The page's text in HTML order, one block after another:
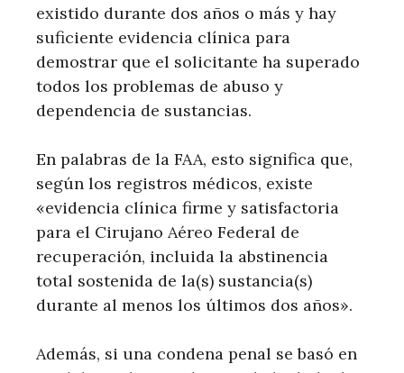
existido durante dos años o más y hay
suficiente evidencia clínica para
demostrar que el solicitante ha superado
todos los problemas de abuso y
dependencia de sustancias.
En palabras de la FAA, esto significa que,
según los registros médicos, existe
«evidencia clínica firme y satisfactoria
para el Cirujano Aéreo Federal de
recuperación, incluida la abstinencia
total sostenida de la(s) sustancia(s)
durante al menos los últimos dos años».
Además, si una condena penal se basó en